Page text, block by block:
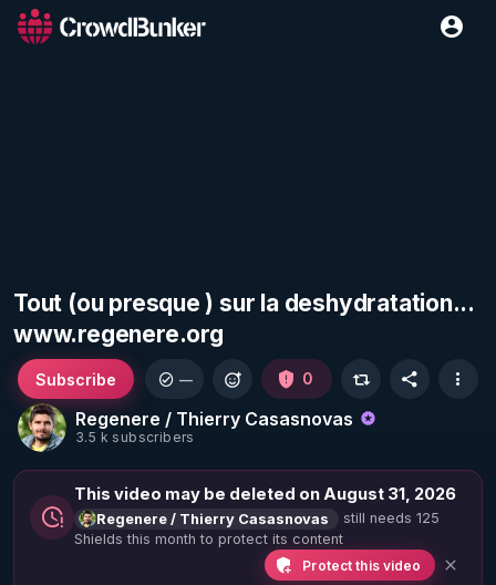
Tout (ou presque ) sur la deshydratation...
www.regenere.org
Regenere / Thierry Casasnovas
3.5 k subscribers
Subscribe — 0
This video may be deleted on August 31, 2026
Regenere / Thierry Casasnovas
still needs 125
Shields this month to protect its content
Protect this video